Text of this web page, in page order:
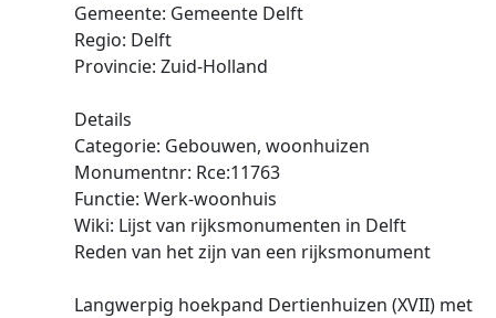
Gemeente: Gemeente Delft
Regio: Delft
Provincie: Zuid-Holland
Details
Categorie: Gebouwen, woonhuizen
Monumentnr: Rce:11763
Functie: Werk-woonhuis
Wiki: Lijst van rijksmonumenten in Delft
Reden van het zijn van een rijksmonument
Langwerpig hoekpand Dertienhuizen (XVII) met